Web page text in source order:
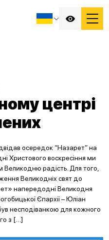
центрі
осередок “Назарет” на
Христового воскресіння ми
радість. Для того,
Великодніх свят до
напередодні Великодня
Єпархії – Юліан
несподіванкою для кожного
з […]